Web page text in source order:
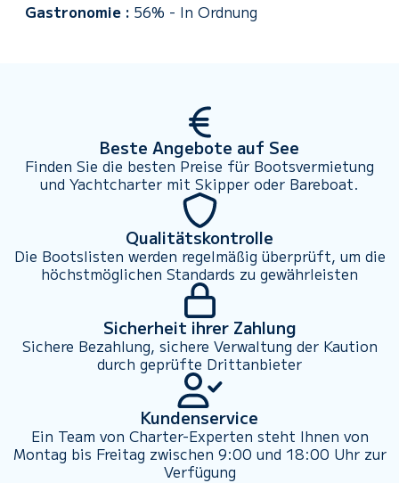
Gastronomie : 56% - In Ordnung
Beste Angebote auf See
Finden Sie die besten Preise für Bootsvermietung
und Yachtcharter mit Skipper oder Bareboat.
Qualitätskontrolle
Die Bootslisten werden regelmäßig überprüft, um die
höchstmöglichen Standards zu gewährleisten
Sicherheit ihrer Zahlung
Sichere Bezahlung, sichere Verwaltung der Kaution
durch geprüfte Drittanbieter
Kundenservice
Ein Team von Charter-Experten steht Ihnen von
Montag bis Freitag zwischen 9:00 und 18:00 Uhr zur
Verfügung